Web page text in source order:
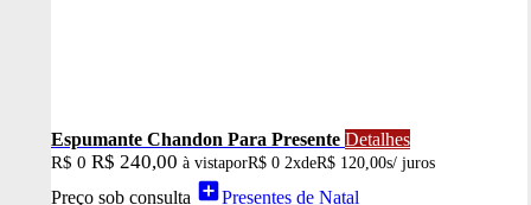
Espumante Chandon Para Presente Detalhes
R$ 0 R$ 240,00 à vistaporR$ 0 2xdeR$ 120,00s/ juros
Preço sob consulta add_boxPresentes de Natal